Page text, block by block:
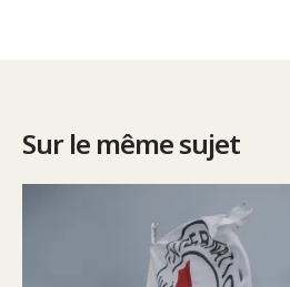
Sur le même sujet